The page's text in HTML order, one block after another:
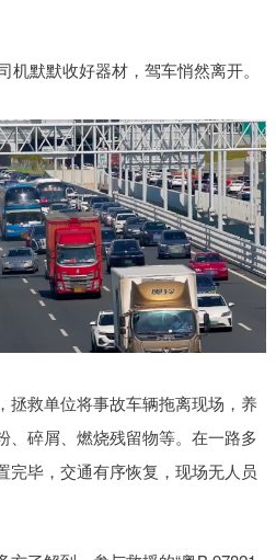
机默默收好器材，驾车悄然离开。
拯救单位将事故车辆拖离现场，养
、碎屑、燃烧残留物等。在一路多
完毕，交通有序恢复，现场无人员